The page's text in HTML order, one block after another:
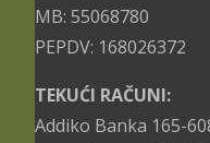
MB: 55068780
PEPDV: 168026372
TEKUĆI RAČUNI:
Addiko Banka 165-